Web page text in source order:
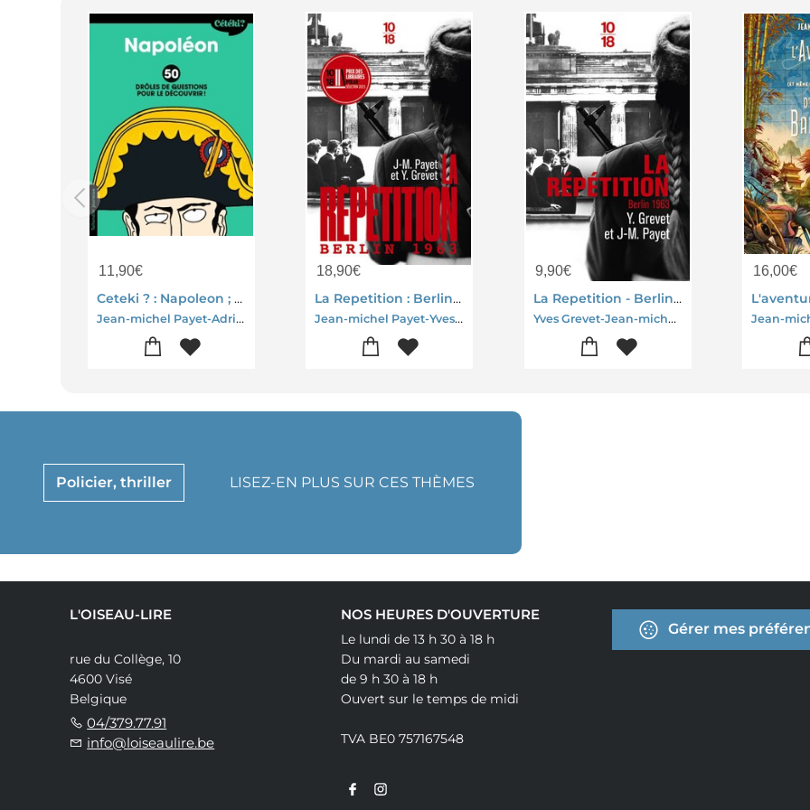
11,90€
Ceteki ? : Napoleon ; 50 Droles De Questions Pour Le Decouvrir !
Jean-michel Payet-Adrienne Barman
18,90€
La Repetition : Berlin 1963
Jean-michel Payet-Yves Grevet
9,90€
La Repetition - Berlin 1963 - Poche
Yves Grevet-Jean-michel Payet
16,00€
Jean-
Policier, thriller LISEZ-EN PLUS SUR CES THÈMES
L'OISEAU-LIRE
rue du Collège, 10
4600 Visé
Belgique
04/379.77.91
info@loiseaulire.be
NOS HEURES D'OUVERTURE
Le lundi de 13 h 30 à 18 h
Du mardi au samedi
de 9 h 30 à 18 h
Ouvert sur le temps de midi
TVA BE0 757167548
Gérer mes